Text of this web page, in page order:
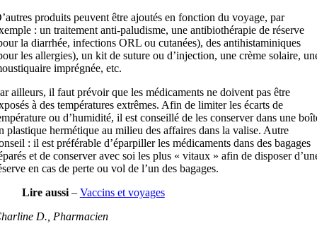
produits peuvent être ajoutés en fonction du voyage, par
: un traitement anti-paludisme, une antibiothérapie de réserve
la diarrhée, infections ORL ou cutanées), des antihistaminiques
les allergies), un kit de suture ou d’injection, une crème solaire,
imprégnée, etc.
ailleurs, il faut prévoir que les médicaments ne doivent pas être
à des températures extrêmes. Afin de limiter les écarts de
ou d’humidité, il est conseillé de les conserver dans une
plastique hermétique au milieu des affaires dans la valise. Autre
: il est préférable d’éparpiller les médicaments dans des bagages
et de conserver avec soi les plus « vitaux » afin de disposer
en cas de perte ou vol de l’un des bagages.
Lire aussi– Vaccins et voyages
D., Pharmacien